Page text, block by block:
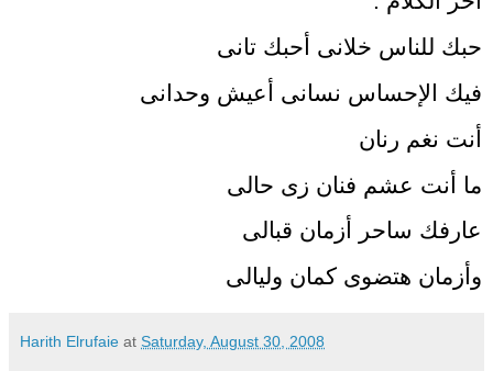
حبك للناس خلانى أحبك تانى
فيك الإحساس نسانى أعيش وحدانى
أنت نغم رنان
ما أنت عشم فنان زى حالى
عارفك ساحر أزمان قبالى
وأزمان هتضوى كمان وليالى
Harith Elrufaie at Saturday, August 30, 2008